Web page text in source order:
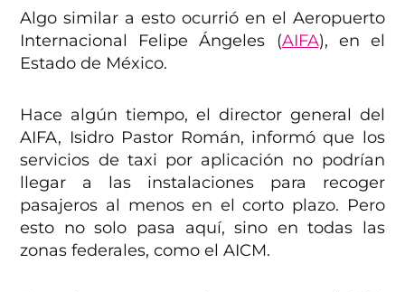
Algo similar a esto ocurrió en el Aeropuerto
Internacional Felipe Ángeles (AIFA), en el
Estado de México.
Hace algún tiempo, el director general del
AIFA, Isidro Pastor Román, informó que los
servicios de taxi por aplicación no podrían
llegar a las instalaciones para recoger
pasajeros al menos en el corto plazo. Pero
esto no solo pasa aquí, sino en todas las
zonas federales, como el AICM.